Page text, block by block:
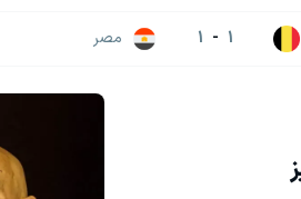
1
-
1 مصر